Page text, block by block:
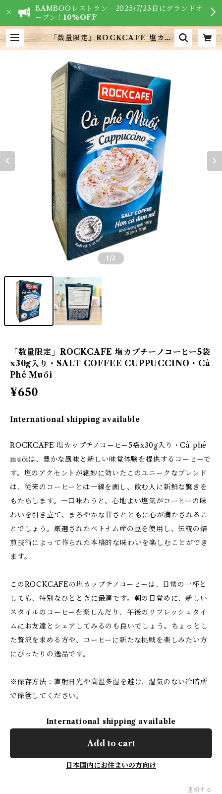
BAMBOOレストラン 2025/7/23日にグランドオ
ープン！10%OFF
「数量限定」ROCKCAFE 塩カプ
チーノコーヒー5袋x30g入り・SAL
à Phê Muối | VIETNAM FOO
DS - ベトナム食材専門店
1 /2
「数量限定」ROCKCAFE 塩カプチーノコーヒー5袋
x30g入り・SALT COFFEE CUPPUCCINO・Cà
Phê Muối
¥650
International shipping available
ROCKCAFE 塩カップチノコーヒー5袋x30g入り・Cà phê
muốiは、豊かな風味と新しい味覚体験を提供するコーヒーで
す。塩のアクセントが絶妙に効いたこのユニークなブレンド
は、従来のコーヒーとは一線を画し、飲む人に新鮮な驚きを
もたらします。一口味わうと、心地よい塩気がコーヒーの味
わいを引き立て、まろやかな甘さとともに心が満たされるこ
とでしょう。厳選されたベトナム産の豆を使用し、伝統の焙
煎技術によって作られた本格的な味わいを楽しむことができ
ます。
このROCKCAFEの塩カップチノコーヒーは、日常の一杯と
しても、特別なひとときに最適です。朝の目覚めに、新しい
スタイルのコーヒーを楽しんだり、午後のリフレッシュタイ
ムにお友達とシェアしてみるのも良いでしょう。ちょっとし
た贅沢を求める方や、コーヒーに新たな挑戦を楽しみたい方
にぴったりの逸品です。
※保存方法：直射日光や高温多湿を避け、湿気のない冷暗所
で保管してください。
International shipping available
Add to cart
日本国内にお住まいの方向け
通報する